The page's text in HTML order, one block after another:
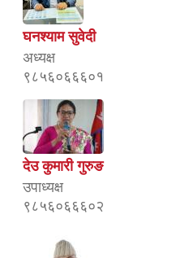
घनश्‍याम सुवेदी
अध्यक्ष
९८५६०६६६०१
देउ कुमारी गुरुङ
उपाध्यक्ष
९८५६०६६६०२